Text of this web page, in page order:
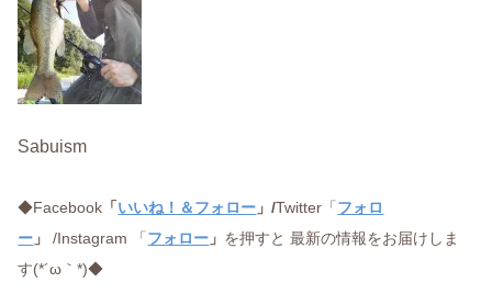
Sabuism
◆Facebook 「 いいね！＆フォロー 」/Twitter「 フォロ
ー 」/Instagram 「 フォロー 」 を押すと 最新の情報をお届けしま
す(*´ω｀*)◆